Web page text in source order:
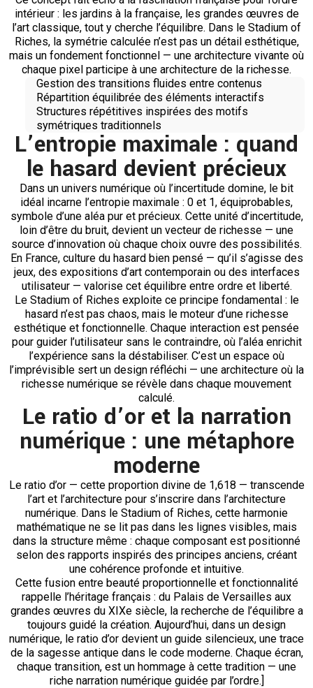
intérieur : les jardins à la française, les grandes œuvres de
l’art classique, tout y cherche l’équilibre. Dans le Stadium of
Riches, la symétrie calculée n’est pas un détail esthétique,
mais un fondement fonctionnel — une architecture vivante où
chaque pixel participe à une architecture de la richesse.
Gestion des transitions fluides entre contenus
Répartition équilibrée des éléments interactifs
Structures répétitives inspirées des motifs
symétriques traditionnels
L’entropie maximale : quand
le hasard devient précieux
Dans un univers numérique où l’incertitude domine, le bit
idéal incarne l’entropie maximale : 0 et 1, équiprobables,
symbole d’une aléa pur et précieux. Cette unité d’incertitude,
loin d’être du bruit, devient un vecteur de richesse — une
source d’innovation où chaque choix ouvre des possibilités.
En France, culture du hasard bien pensé — qu’il s’agisse des
jeux, des expositions d’art contemporain ou des interfaces
utilisateur — valorise cet équilibre entre ordre et liberté.
Le Stadium of Riches exploite ce principe fondamental : le
hasard n’est pas chaos, mais le moteur d’une richesse
esthétique et fonctionnelle. Chaque interaction est pensée
pour guider l’utilisateur sans le contraindre, où l’aléa enrichit
l’expérience sans la déstabiliser. C’est un espace où
l’imprévisible sert un design réfléchi — une architecture où la
richesse numérique se révèle dans chaque mouvement
calculé.
Le ratio d’or et la narration
numérique : une métaphore
moderne
Le ratio d’or — cette proportion divine de 1,618 — transcende
l’art et l’architecture pour s’inscrire dans l’architecture
numérique. Dans le Stadium of Riches, cette harmonie
mathématique ne se lit pas dans les lignes visibles, mais
dans la structure même : chaque composant est positionné
selon des rapports inspirés des principes anciens, créant
une cohérence profonde et intuitive.
Cette fusion entre beauté proportionnelle et fonctionnalité
rappelle l’héritage français : du Palais de Versailles aux
grandes œuvres du XIXe siècle, la recherche de l’équilibre a
toujours guidé la création. Aujourd’hui, dans un design
numérique, le ratio d’or devient un guide silencieux, une trace
de la sagesse antique dans le code moderne. Chaque écran,
chaque transition, est un hommage à cette tradition — une
riche narration numérique guidée par l’ordre.]